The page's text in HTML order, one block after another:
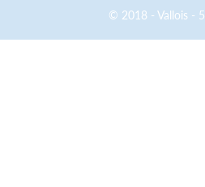
© 2018 - Vallois -